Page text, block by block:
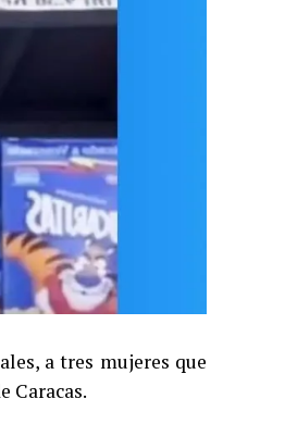
a tres mujeres que
Caracas.